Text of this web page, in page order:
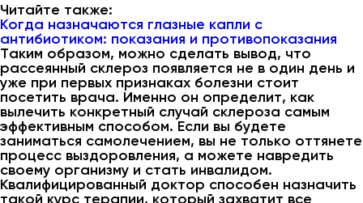
Читайте также:
Когда назначаются глазные капли с
антибиотиком: показания и противопоказания
Таким образом, можно сделать вывод, что
рассеянный склероз появляется не в один день и
уже при первых признаках болезни стоит
посетить врача. Именно он определит, как
вылечить конкретный случай склероза самым
эффективным способом. Если вы будете
заниматься самолечением, вы не только оттянете
процесс выздоровления, а можете навредить
своему организму и стать инвалидом.
Квалифицированный доктор способен назначить
такой курс терапии, который захватит все